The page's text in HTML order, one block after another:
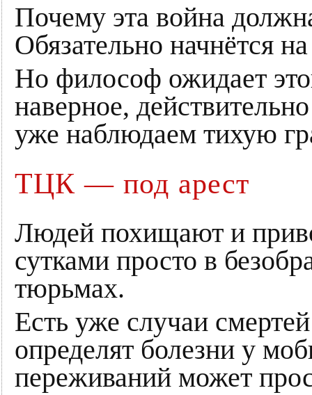
Почему эта война
Обязательно начнётся
Но философ ожидает
наверное,
уже наблюдаем тихую
ТЦК — под арест
Людей похищают и
сутками просто в
тюрьмах.
Есть уже случаи
определят болезни у
переживаний может